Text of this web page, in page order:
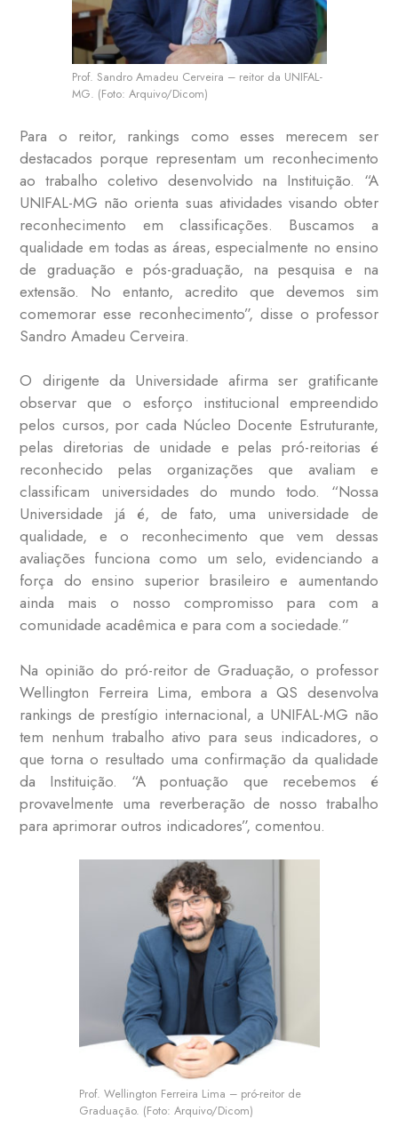
Prof. Sandro Amadeu Cerveira – reitor da UNIFAL-
MG. (Foto: Arquivo/Dicom)
Para o reitor, rankings como esses merecem ser
destacados porque representam um reconhecimento
ao trabalho coletivo desenvolvido na Instituição. “A
UNIFAL-MG não orienta suas atividades visando obter
reconhecimento em classificações. Buscamos a
qualidade em todas as áreas, especialmente no ensino
de graduação e pós-graduação, na pesquisa e na
extensão. No entanto, acredito que devemos sim
comemorar esse reconhecimento”, disse o professor
Sandro Amadeu Cerveira.
O dirigente da Universidade afirma ser gratificante
observar que o esforço institucional empreendido
pelos cursos, por cada Núcleo Docente Estruturante,
pelas diretorias de unidade e pelas pró-reitorias é
reconhecido pelas organizações que avaliam e
classificam universidades do mundo todo. “Nossa
Universidade já é, de fato, uma universidade de
qualidade, e o reconhecimento que vem dessas
avaliações funciona como um selo, evidenciando a
força do ensino superior brasileiro e aumentando
ainda mais o nosso compromisso para com a
comunidade acadêmica e para com a sociedade.”
Na opinião do pró-reitor de Graduação, o professor
Wellington Ferreira Lima, embora a QS desenvolva
rankings de prestígio internacional, a UNIFAL-MG não
tem nenhum trabalho ativo para seus indicadores, o
que torna o resultado uma confirmação da qualidade
da Instituição. “A pontuação que recebemos é
provavelmente uma reverberação de nosso trabalho
para aprimorar outros indicadores”, comentou.
Prof. Wellington Ferreira Lima – pró-reitor de
Graduação. (Foto: Arquivo/Dicom)